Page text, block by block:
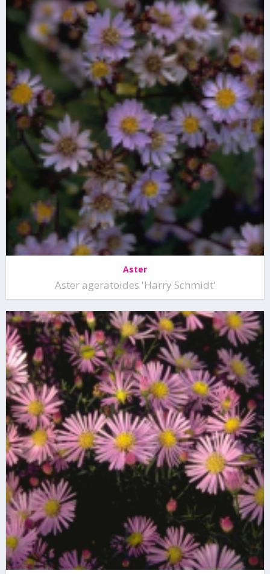
Aster
Aster ageratoides 'Harry Schmidt'